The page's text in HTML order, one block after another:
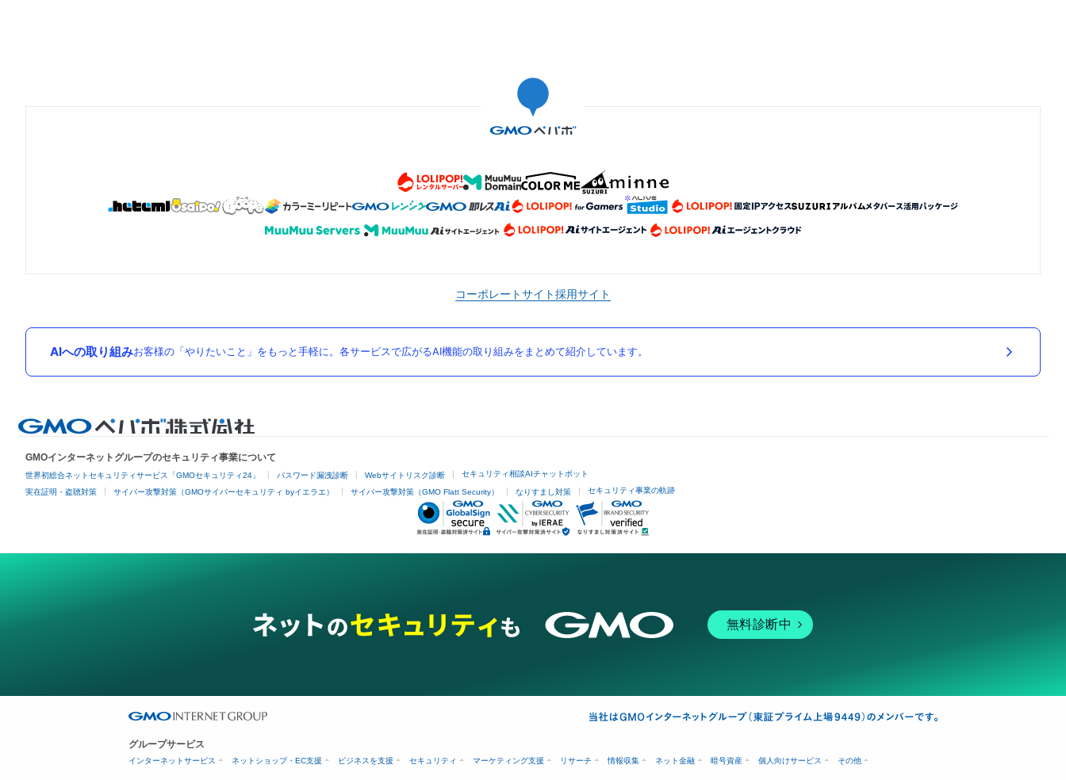
コーポレートサイト採用サイト
AIへの取り組みお客様の「やりたいこと」をもっと手軽に。各サービスで広がるAI機能の取り組みをまとめて紹介しています。
GMOインターネットグループのセキュリティ事業について
世界初総合ネットセキュリティサービス「GMOセキュリティ24」 パスワード漏洩診断 Webサイトリスク診断 セキュリティ相談AIチャットボット
実在証明・盗聴対策 サイバー攻撃対策（GMOサイバーセキュリティ byイエラエ） サイバー攻撃対策（GMO Flatt Security） なりすまし対策 セキュリティ事業の軌跡
無料診断中
グループサービス
インターネットサービス ネットショップ・EC支援 ビジネスを支援 セキュリティ マーケティング支援 リサーチ 情報収集 ネット金融 暗号資産 個人向けサービス その他